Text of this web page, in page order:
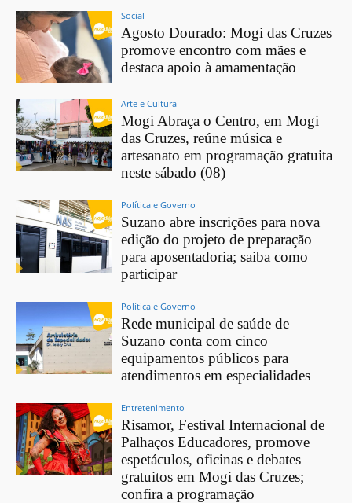
Social
Agosto Dourado: Mogi das Cruzes
promove encontro com mães e
destaca apoio à amamentação
Arte e Cultura
Mogi Abraça o Centro, em Mogi
das Cruzes, reúne música e
artesanato em programação gratuita
neste sábado (08)
Política e Governo
Suzano abre inscrições para nova
edição do projeto de preparação
para aposentadoria; saiba como
participar
Política e Governo
Rede municipal de saúde de
Suzano conta com cinco
equipamentos públicos para
atendimentos em especialidades
Entretenimento
Risamor, Festival Internacional de
Palhaços Educadores, promove
espetáculos, oficinas e debates
gratuitos em Mogi das Cruzes;
confira a programação